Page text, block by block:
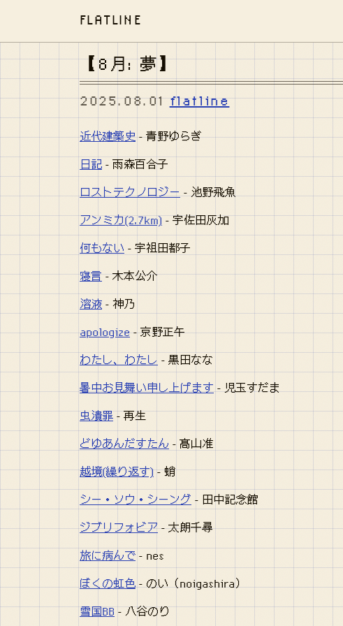
FLATLINE
【8月: 夢】
2025.08.01flatline
近代建築史- 青野ゆらぎ
日記 - 雨森百合子
ロストテクノロジー - 池野飛魚
アンミカ(2.7km)- 宇佐田灰加
何もない - 宇祖田都子
寝言- 木本公介
溶液 - 神乃
apologize- 京野正午
わたし、わたし - 黒田なな
暑中お見舞い申し上げます - 児玉すだま
虫潰罪- 再生
どゆあんだすたん - 髙山准
越境(繰り返す)- 蛸
シー・ソウ・シーング - 田中記念館
ジブリフォビア- 太朗千尋
旅に病んで - nes
ぼくの虹色 - のい（noigashira）
雪国BB- 八谷のり